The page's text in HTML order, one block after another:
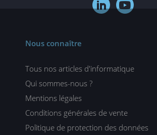
 
Nous connaître
Tous nos articles d'informatique
Qui sommes-nous ?
Mentions légales
Conditions générales de vente
Politique de protection des données